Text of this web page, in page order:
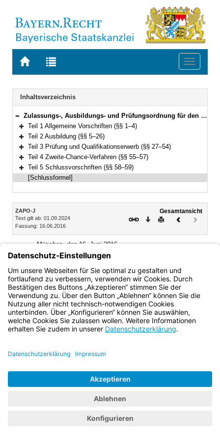
Zur
BAYERN.RECHT
Zur
letzten
Suche
Toggle
Navigation
Inhaltsverzeichnis
Bereich reduzieren
Zulassungs-, Ausbildungs- und Prüfungsordnung für den Justizwachtmeister-, Justizfachwirte-, Gerichtsvollzieher- und Rechtspflegerdienst (Ausbildungsordnung Justiz – ZAPO-J) Vom 16. Juni 2016 (GVBl. S. 123) BayRS 2038-3-3-17-J (§§ 1–59)
Bereich erweitern
Teil 1 Allgemeine Vorschriften (§§ 1–4)
Bereich erweitern
Teil 2 Ausbildung (§§ 5–26)
Bereich erweitern
Teil 3 Prüfung und Qualifikationserwerb (§§ 27–54)
Bereich erweitern
Teil 4 Zweite-Chance-Verfahren (§§ 55–57)
Bereich erweitern
Teil 5 Schlussvorschriften (§§ 58–59)
[Schlussformel]
Inhalt
ZAPO-J
Text gilt ab: 01.09.2024
Fassung: 16.06.2016
Gesamtansicht
Download
DruckenVorheriges
(inaktiv)
München, den 16. Juni 2016
Bayerisches Staatsministerium der Justiz
Prof. Dr. Winfried Bausback, Staatsminister
Bayern.de
BayernPortal
Datenschutz